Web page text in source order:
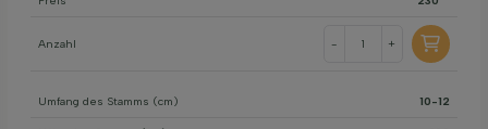
Anzahl - +
Umfang des Stamms (cm) 10-12